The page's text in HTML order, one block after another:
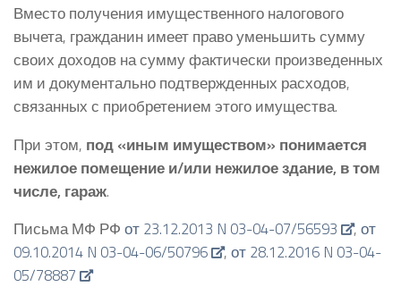
Вместо получения имущественного налогового
вычета, гражданин имеет право уменьшить сумму
своих доходов на сумму фактически произведенных
им и документально подтвержденных расходов,
связанных с приобретением этого имущества.
При этом, под «иным имуществом» понимается
нежилое помещение и/или нежилое здание, в том
числе, гараж.
Письма МФ РФ от 23.12.2013 N 03-04-07/56593 , от
09.10.2014 N 03-04-06/50796
, от 28.12.2016 N 03-04-
05/78887